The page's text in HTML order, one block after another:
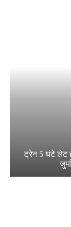
ट्रेन 5 घंटे लेट